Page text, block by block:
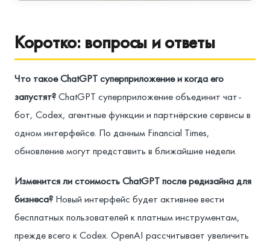
Коротко: вопросы и ответы
Что такое ChatGPT суперприложение и когда его
запустят?ChatGPT суперприложение объединит чат-
бот, Codex, агентные функции и партнёрские сервисы в
одном интерфейсе. По данным Financial Times,
обновление могут представить в ближайшие недели.
Изменится ли стоимость ChatGPT после редизайна для
бизнеса? Новый интерфейс будет активнее вести
бесплатных пользователей к платным инструментам,
прежде всего к Codex. OpenAI рассчитывает увеличить